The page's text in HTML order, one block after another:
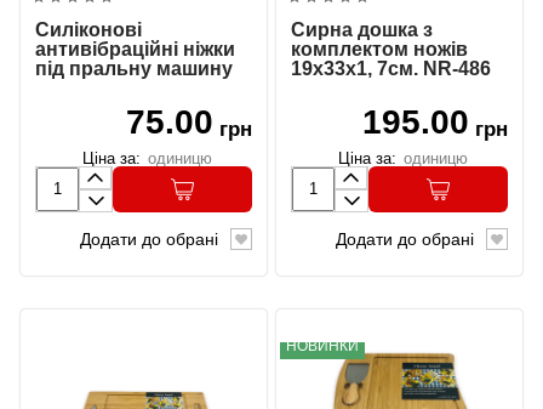
Силіконові
антивібраційні ніжки
під пральну машину
75.00 грн
Ціна за: одиницю
Додати до обрані
Сирна дошка з
комплектом ножів
19х33х1, 7см. NR-486
195.00 грн
Ціна за: одиницю
Додати до обрані
НОВИНКИ